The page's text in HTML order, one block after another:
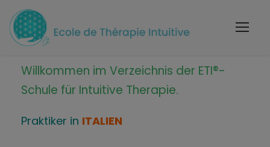
Willkommen im Verzeichnis der ETI®-
Schule für Intuitive Therapie.
Praktiker in ITALIEN